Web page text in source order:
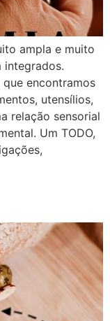
ampla e muito
integrados.
encontramos
utensílios,
relação sensorial
Um TODO,